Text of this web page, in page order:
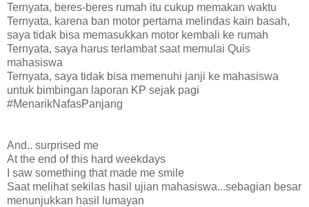
Ternyata, beres-beres rumah itu cukup memakan waktu
Ternyata, karena ban motor pertama melindas kain basah,
saya tidak bisa memasukkan motor kembali ke rumah
Ternyata, saya harus terlambat saat memulai Quis
mahasiswa
Ternyata, saya tidak bisa memenuhi janji ke mahasiswa
untuk bimbingan laporan KP sejak pagi
#MenarikNafasPanjang
And.. surprised me
At the end of this hard weekdays
I saw something that made me smile
Saat melihat sekilas hasil ujian mahasiswa...sebagian besar
menunjukkan hasil lumayan